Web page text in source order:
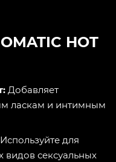
HOT
Добавляет
ласкам и интимным
Используйте для
сексуальных